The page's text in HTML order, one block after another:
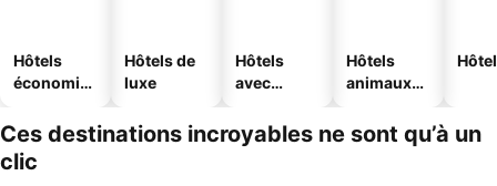
Hôtels
économiq
Hôtels de
luxe
Hôtels
avec
Hôtels
animaux
Ces destinations incroyables ne sont qu’à un
clic